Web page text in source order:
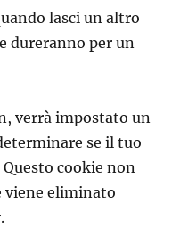
lasci un altro
dureranno per un
verrà impostato un
se il tuo
cookie non
viene eliminato